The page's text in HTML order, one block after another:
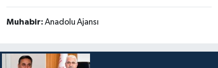
Muhabir: Anadolu Ajansı